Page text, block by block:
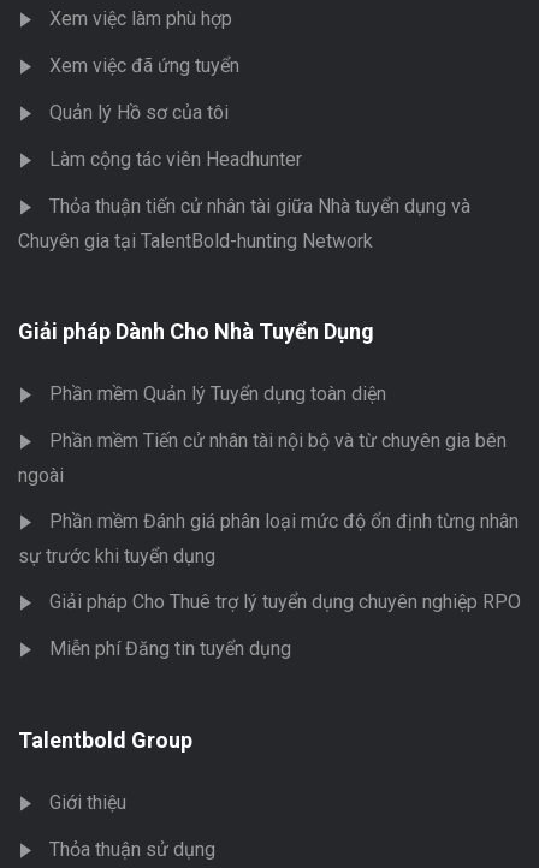
Xem việc làm phù hợp
Xem việc đã ứng tuyển
Quản lý Hồ sơ của tôi
Làm cộng tác viên Headhunter
Thỏa thuận tiến cử nhân tài giữa Nhà tuyển dụng và
Chuyên gia tại TalentBold-hunting Network
Giải pháp Dành Cho Nhà Tuyển Dụng
Phần mềm Quản lý Tuyển dụng toàn diện
Phần mềm Tiến cử nhân tài nội bộ và từ chuyên gia bên
ngoài
Phần mềm Đánh giá phân loại mức độ ổn định từng nhân
sự trước khi tuyển dụng
Giải pháp Cho Thuê trợ lý tuyển dụng chuyên nghiệp RPO
Miễn phí Đăng tin tuyển dụng
Talentbold Group
Giới thiệu
Thỏa thuận sử dụng